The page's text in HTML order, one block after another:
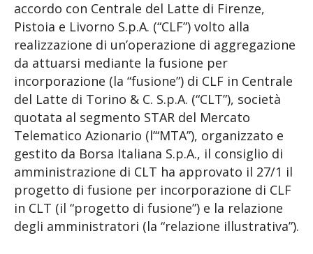
accordo con Centrale del Latte di Firenze,
Pistoia e Livorno S.p.A. (“CLF”) volto alla
realizzazione di un’operazione di aggregazione
da attuarsi mediante la fusione per
incorporazione (la “fusione”) di CLF in Centrale
del Latte di Torino & C. S.p.A. (“CLT”), società
quotata al segmento STAR del Mercato
Telematico Azionario (l’“MTA”), organizzato e
gestito da Borsa Italiana S.p.A., il consiglio di
amministrazione di CLT ha approvato il 27/1 il
progetto di fusione per incorporazione di CLF
in CLT (il “progetto di fusione”) e la relazione
degli amministratori (la “relazione illustrativa”).